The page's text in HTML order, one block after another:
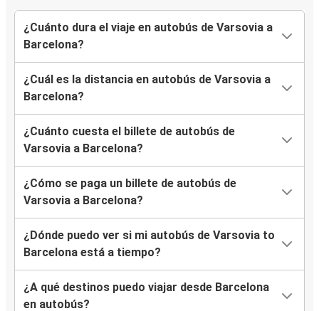
¿Cuánto dura el viaje en autobús de Varsovia a
Barcelona?
¿Cuál es la distancia en autobús de Varsovia a
Barcelona?
¿Cuánto cuesta el billete de autobús de
Varsovia a Barcelona?
¿Cómo se paga un billete de autobús de
Varsovia a Barcelona?
¿Dónde puedo ver si mi autobús de Varsovia to
Barcelona está a tiempo?
¿A qué destinos puedo viajar desde Barcelona
en autobús?